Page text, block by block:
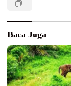
Baca Juga